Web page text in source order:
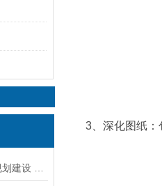
3、深化图纸：